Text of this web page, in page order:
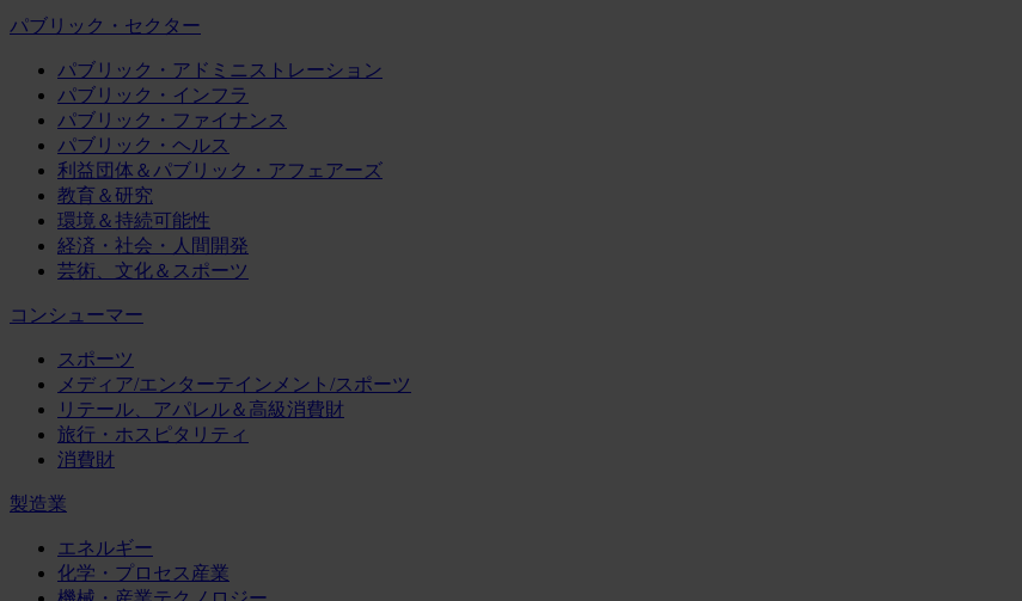
パブリック・セクター
パブリック・アドミニストレーション
パブリック・インフラ
パブリック・ファイナンス
パブリック・ヘルス
利益団体＆パブリック・アフェアーズ
教育＆研究
環境＆持続可能性
経済・社会・人間開発
芸術、文化＆スポーツ
コンシューマー
スポーツ
メディア/エンターテインメント/スポーツ
リテール、アパレル＆高級消費財
旅行・ホスピタリティ
消費財
製造業
エネルギー
化学・プロセス産業